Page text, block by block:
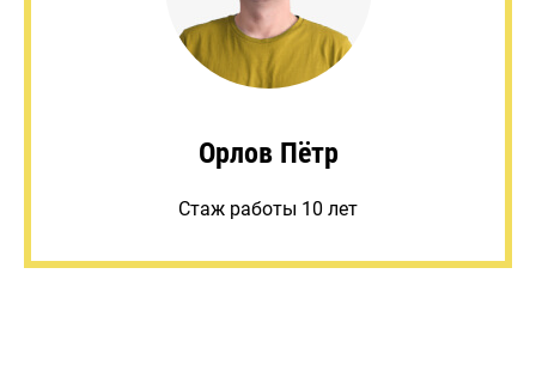
Орлов Пётр
Стаж работы 10 лет